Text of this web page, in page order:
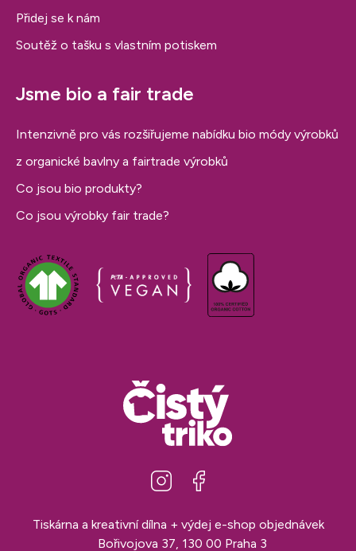
Přidej se k nám
Soutěž o tašku s vlastním potiskem
Jsme bio a fair trade
Intenzivně pro vás rozšiřujeme nabídku bio módy výrobků
z organické bavlny a fairtrade výrobků
Co jsou bio produkty?
Co jsou výrobky fair trade?
Tiskárna a kreativní dílna + výdej e-shop objednávek
Bořivojova 37, 130 00 Praha 3